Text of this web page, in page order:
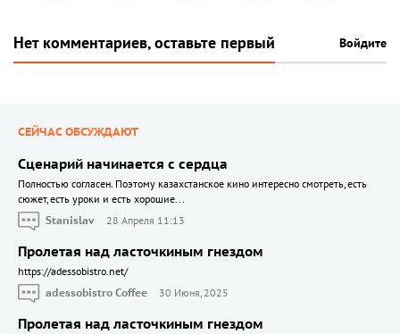
Нет комментариев, оставьте первый Войдите
СЕЙЧАС ОБСУЖДАЮТ
Сценарий начинается с сердца
Полностью согласен. Поэтому казахстанское кино интересно смотреть, есть
сюжет, есть уроки и есть хорошие...
Stanislav
28 Апреля 11:13
Пролетая над ласточкиным гнездом
https://adessobistro.net/
adessobistro Coffee
30 Июня, 2025
Пролетая над ласточкиным гнездом